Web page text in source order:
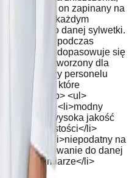
praniu. Jest on zapinany na
jest w każdym
go do danej sylwetki.
noszenia, podczas
Idealnie dopasowuje się
został stworzony dla
SPA czy personelu
kila zalet, które
White:</p> <ul>
kolor</li> <li>modny
li> <li>wysoka jakość
w czystości</li>
li> <li>niepodatny na
<li>dopasowanie do danej
rozmiarze</li>
</p>